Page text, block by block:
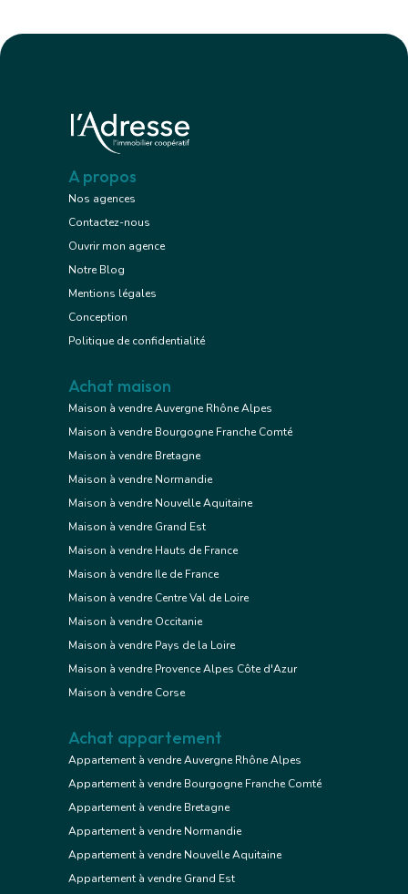
A propos
Nos agences
Contactez-nous
Ouvrir mon agence
Notre Blog
Mentions légales
Conception
Politique de confidentialité
Achat maison
Maison à vendre Auvergne Rhône Alpes
Maison à vendre Bourgogne Franche Comté
Maison à vendre Bretagne
Maison à vendre Normandie
Maison à vendre Nouvelle Aquitaine
Maison à vendre Grand Est
Maison à vendre Hauts de France
Maison à vendre Ile de France
Maison à vendre Centre Val de Loire
Maison à vendre Occitanie
Maison à vendre Pays de la Loire
Maison à vendre Provence Alpes Côte d'Azur
Maison à vendre Corse
Achat appartement
Appartement à vendre Auvergne Rhône Alpes
Appartement à vendre Bourgogne Franche Comté
Appartement à vendre Bretagne
Appartement à vendre Normandie
Appartement à vendre Nouvelle Aquitaine
Appartement à vendre Grand Est